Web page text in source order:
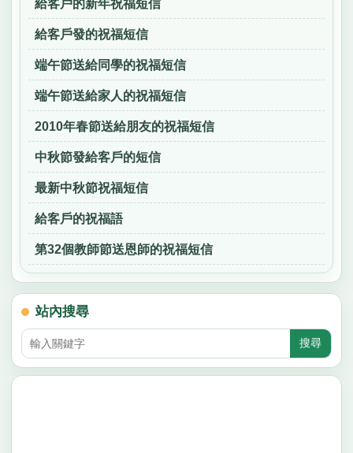
給客戶的新年祝福短信
給客戶發的祝福短信
端午節送給同學的祝福短信
端午節送給家人的祝福短信
2010年春節送給朋友的祝福短信
中秋節發給客戶的短信
最新中秋節祝福短信
給客戶的祝福語
第32個教師節送恩師的祝福短信
站內搜尋